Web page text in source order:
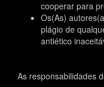
cooperar para
Os(As)
plágio de
antiético
As responsabilidades